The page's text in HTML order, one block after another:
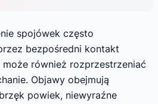
spojówek często
bezpośredni kontakt
również rozprzestrzeniać
Objawy obejmują
powiek, niewyraźne